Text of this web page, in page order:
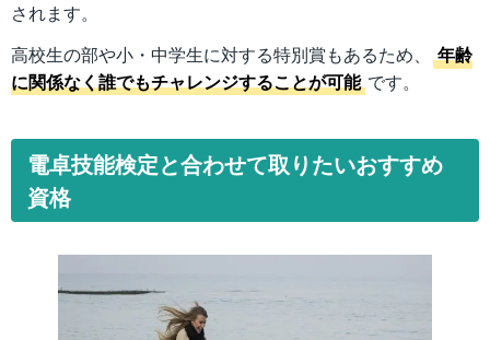
されます。
高校生の部や小・中学生に対する特別賞もあるため、
年齢
に関係なく誰でもチャレンジすることが可能 です。
電卓技能検定と合わせて取りたいおすすめ
資格